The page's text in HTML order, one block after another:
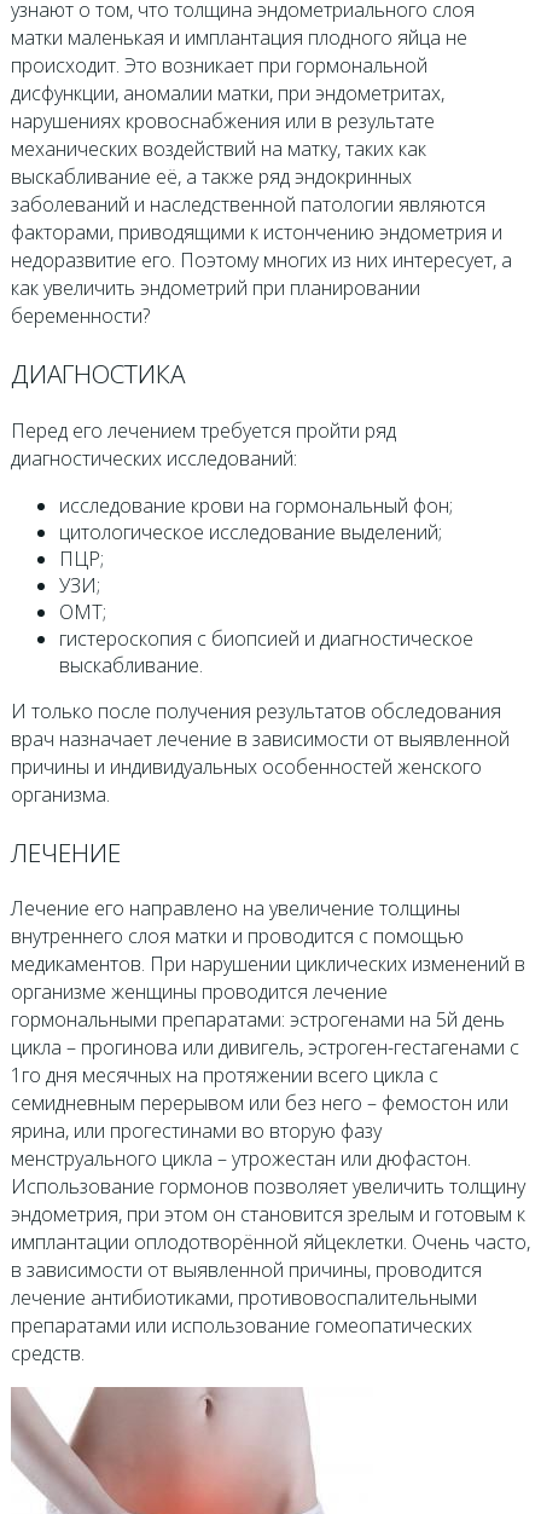
узнают о том, что толщина эндометриального слоя
матки маленькая и имплантация плодного яйца не
происходит. Это возникает при гормональной
дисфункции, аномалии матки, при эндометритах,
нарушениях кровоснабжения или в результате
механических воздействий на матку, таких как
выскабливание её, а также ряд эндокринных
заболеваний и наследственной патологии являются
факторами, приводящими к истончению эндометрия и
недоразвитие его. Поэтому многих из них интересует, а
как увеличить эндометрий при планировании
беременности?
ДИАГНОСТИКА
Перед его лечением требуется пройти ряд
диагностических исследований:
исследование крови на гормональный фон;
цитологическое исследование выделений;
ПЦР;
УЗИ;
ОМТ;
гистероскопия с биопсией и диагностическое
выскабливание.
И только после получения результатов обследования
врач назначает лечение в зависимости от выявленной
причины и индивидуальных особенностей женского
организма.
ЛЕЧЕНИЕ
Лечение его направлено на увеличение толщины
внутреннего слоя матки и проводится с помощью
медикаментов. При нарушении циклических изменений в
организме женщины проводится лечение
гормональными препаратами: эстрогенами на 5й день
цикла – прогинова или дивигель, эстроген-гестагенами с
1го дня месячных на протяжении всего цикла с
семидневным перерывом или без него – фемостон или
ярина, или прогестинами во вторую фазу
менструального цикла – утрожестан или дюфастон.
Использование гормонов позволяет увеличить толщину
эндометрия, при этом он становится зрелым и готовым к
имплантации оплодотворённой яйцеклетки. Очень часто,
в зависимости от выявленной причины, проводится
лечение антибиотиками, противовоспалительными
препаратами или использование гомеопатических
средств.